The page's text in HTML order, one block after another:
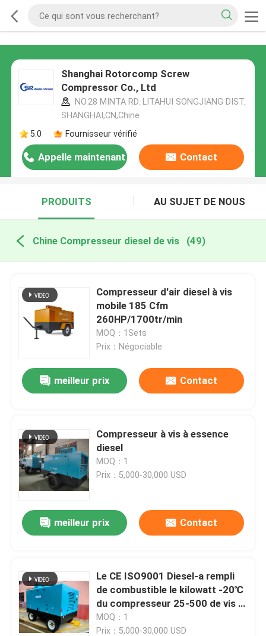
Shanghai Rotorcomp Screw
Compressor Co., Ltd
NO.28 MINTA RD. LITAHUI SONGJIANG DIST.
SHANGHAI,CN,Chine
5.0
Fournisseur vérifié
Appelle maintenant Contact
PRODUITS AU SUJET DE NOUS
Chine Compresseur diesel de vis (49)
Compresseur d'air diesel à vis
mobile 185 Cfm
260HP/1700tr/min
MOQ：1Sets
Prix：Négociable
meilleur prix Contact
Compresseur à vis à essence
diesel
MOQ：1
Prix：5,000-30,000 USD
meilleur prix Contact
Le CE ISO9001 Diesel-a rempli
de combustible le kilowatt -20℃
du compresseur 25-500 de vis à
+50℃
MOQ：1
Prix：5,000-30,000 USD